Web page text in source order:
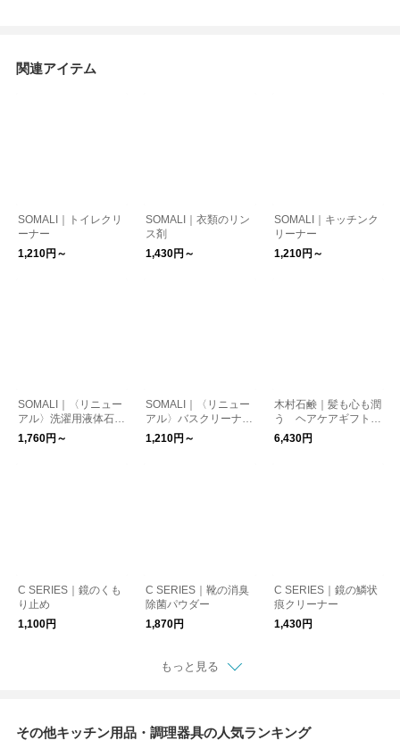
関連アイテム
SOMALI｜トイレクリ
ーナー
1,210円～
SOMALI｜衣類のリン
ス剤
1,430円～
SOMALI｜キッチンク
リーナー
1,210円～
SOMALI｜〈リニュー
アル〉洗濯用液体石け
ん
1,760円～
SOMALI｜〈リニュー
アル〉バスクリーナー
300ml
1,210円～
木村石鹸｜髪も心も潤
う ヘアケアギフト
（J1）
6,430円
C SERIES｜鏡のくも
り止め
1,100円
C SERIES｜靴の消臭
除菌パウダー
1,870円
C SERIES｜鏡の鱗状
痕クリーナー
1,430円
もっと見る
その他キッチン用品・調理器具の人気ランキング